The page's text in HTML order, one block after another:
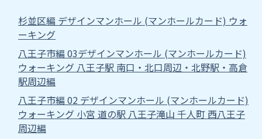
杉並区編 デザインマンホール (マンホールカード) ウォ
ーキング
八王子市編 03デザインマンホール (マンホールカード)
ウォーキング 八王子駅 南口・北口周辺・北野駅・高倉
駅周辺編
八王子市編 02 デザインマンホール (マンホールカード)
ウォーキング 小宮 道の駅 八王子滝山 千人町 西八王子
周辺編